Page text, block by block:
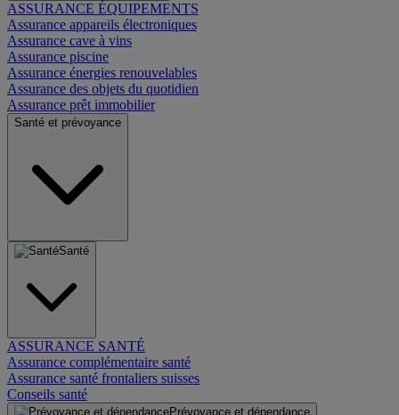
ASSURANCE ÉQUIPEMENTS
Assurance appareils électroniques
Assurance cave à vins
Assurance piscine
Assurance énergies renouvelables
Assurance des objets du quotidien
Assurance prêt immobilier
Santé et prévoyance
Santé
ASSURANCE SANTÉ
Assurance complémentaire santé
Assurance santé frontaliers suisses
Conseils santé
Prévoyance et dépendance